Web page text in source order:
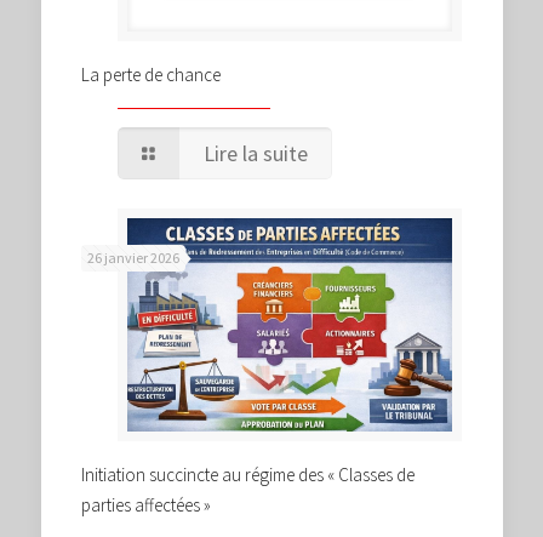
La perte de chance
Lire la suite
26 janvier 2026
Initiation succincte au régime des « Classes de
parties affectées »